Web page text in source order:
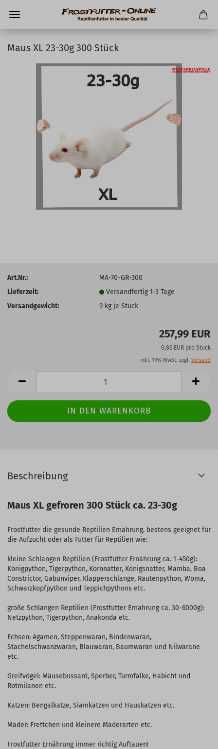
Maus XL 23-30g 300 Stück
Art.Nr.:
MA-70-GR-300
Lieferzeit:
Versandfertig 1-3 Tage
Versandgewicht:
9 kg je Stück
257,99 EUR
0,86 EUR pro Stück
inkl. 19% MwSt. zzgl. Versand
Beschreibung
Maus XL gefroren 300 Stück ca. 23-30g
Frostfutter die gesunde Reptilien Ernährung, bestens geeignet für
die Aufzucht oder als Futter für Reptilien wie:
kleine Schlangen Reptilien (Frostfutter Ernährung ca. 1-450g):
Königpython, Tigerpython, Kornnatter, Königsnatter, Mamba, Boa
Constrictor, Gabunviper, Klapperschlange, Rautenpython, Woma,
Schwarzkopfpython und Teppichpythons etc.
große Schlangen Reptilien (Frostfutter Ernährung ca. 30-6000g):
Netzpython, Tigerpython, Anakonda etc.
Echsen: Agamen, Steppenwaran, Bindenwaran,
Stachelschwanzwaran, Blauwaran, Baumwaran und Nilwarane
etc.
Greifvögel: Mäusebussard, Sperber, Turmfalke, Habicht und
Rotmilanen etc.
Katzen: Bengalkatze, Siamkatzen und Hauskatzen etc.
Mader: Frettchen und kleinere Maderarten etc.
Frostfutter Ernährung immer richtig Auftauen!